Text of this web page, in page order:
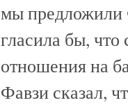
мы предложили
гласила бы,
отношения на
Фавзи сказал,